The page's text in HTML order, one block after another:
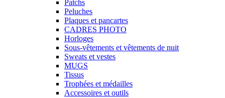
Patchs
Peluches
Plaques et pancartes
CADRES PHOTO
Horloges
Sous-vêtements et vêtements de nuit
Sweats et vestes
MUGS
Tissus
Trophées et médailles
Accessoires et outils